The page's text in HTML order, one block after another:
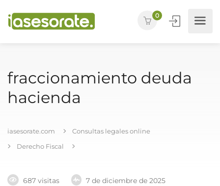
0
fraccionamiento deuda
hacienda
iasesorate.com
Consultas legales online
Derecho Fiscal
687 visitas
7 de diciembre de 2025